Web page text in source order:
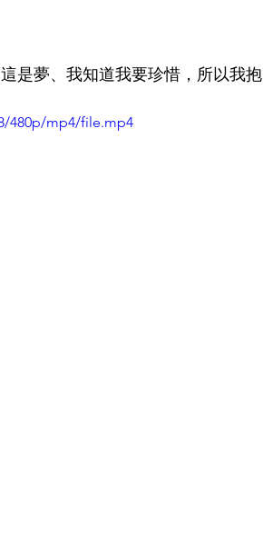
是夢、我知道我要珍惜，所以我抱
480p/mp4/file.mp4